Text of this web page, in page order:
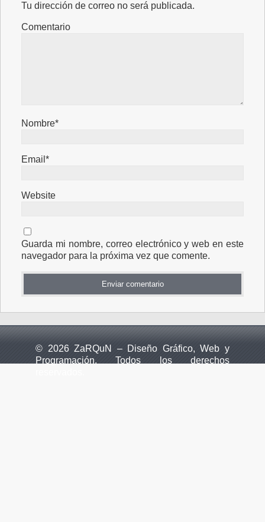
Tu dirección de correo no será publicada.
Comentario
Nombre*
Email*
Website
Guarda mi nombre, correo electrónico y web en este
navegador para la próxima vez que comente.
© 2026 ZaRQuN – Diseño Gráfico, Web y
Programación. Todos los derechos